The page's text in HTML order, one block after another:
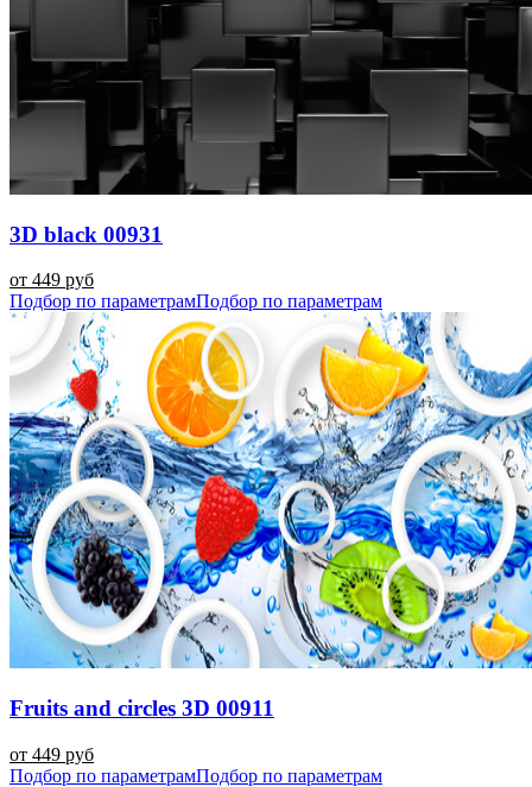
3D black 00931
от 449 руб
Подбор по параметрамПодбор по параметрам
Fruits and circles 3D 00911
от 449 руб
Подбор по параметрамПодбор по параметрам